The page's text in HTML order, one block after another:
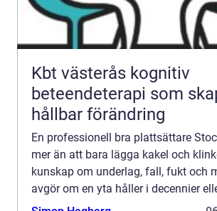
Kbt västerås kognitiv
beteendeterapi som
hållbar förändring
En professionell bra plattsättare
mer än att bara lägga kakel och
kunskap om underlag, fall, fukt och
avgör om en yta håller i decennier
spricka och slä...